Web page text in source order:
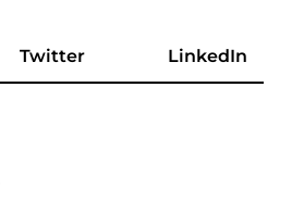
Twitter LinkedIn